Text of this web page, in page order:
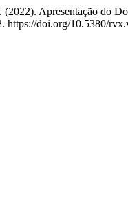
Apresentação do
https://doi.org/10.5380/